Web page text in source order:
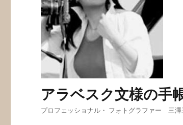
アラベスク文様の手
プロフェッショナル・ フォトグラファー 三